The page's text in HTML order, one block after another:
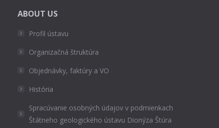
ABOUT US
Profil ústavu
Organizačná štruktúra
Objednávky, faktúry a VO
História
Spracúvanie osobných údajov v podmienkach
Štátneho geologického ústavu Dionýza Štúra